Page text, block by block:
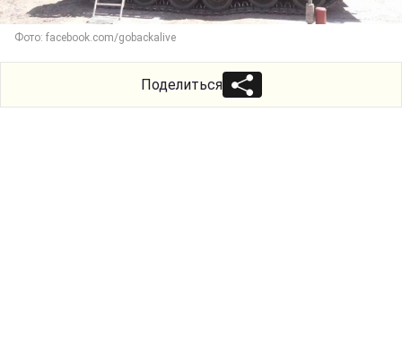
Фото: facebook.com/gobackalive
Поделиться